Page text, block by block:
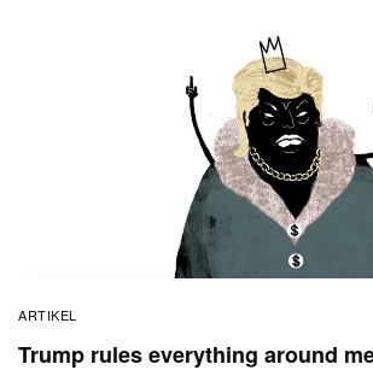
ARTIKEL
Trump rules everything around